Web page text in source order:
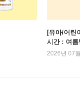
[유아/어린
시간 : 여름
2026년 07